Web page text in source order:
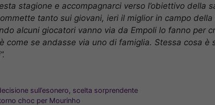
stagione e accompagnarci verso l’obiettivo della
tanto sui giovani, ieri il miglior in campo
alcuni giocatori vanno via da Empoli lo fanno per
come se andasse via uno di famiglia. Stessa cosa è
sull’esonero, scelta sorprendente
choc per Mourinho